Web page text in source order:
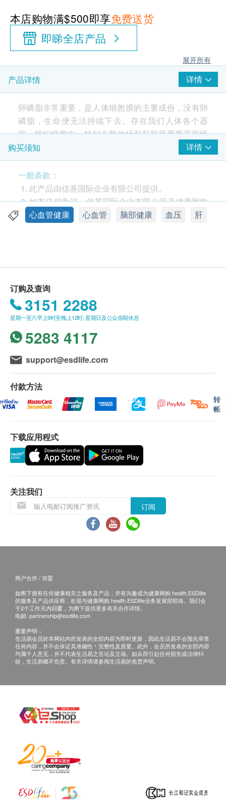
本店购物满$500即享免费送货
即睇全店产品
展开所有
产品详情 详情
卵磷脂非常重要，是人体细胞膜的主要成份，没有卵
磷脂，生命便无法持续下去。存在我们人体各个器
官、组织细胞中，特别在脑神经和肝脏等重要器官组
织中，卵磷脂含量特别多。
血管清道夫
卵磷脂是一种植物性的乳化剂，具化解脂肪的特性，
把身体各器官内的油脂洗净，维持心脏血管健康。卵
磷脂能避免脂肪聚积，保护血管健康，因此有「血管
清道夫」之称号。
增强记忆力及改善学习力有显著的帮助，能活化大脑
细胞，延缓记忆力衰退。
保护细胞膜
卵磷脂是构成人体细胞膜的重要物质，保护细胞免受
氧化作用的伤害，同时也扮演过滤器之角色，使大脑
细胞充满活力，增强免疫力，促进新陈代谢。
保持头发乌黑肌肤光泽
卵磷脂具有亲水性，有效保留体内水分，使皮肤光滑
是健康的美容品。发根微血管也因卵磷脂而获得足够
的血液，供足养份，避免头发变白及脱发，是保持头
发乌黑光亮的妙方。
减少囤积脂肪润滑肠道
卵磷脂可以分解脂肪，避免体内脂肪聚积；它也可以
润肠通便，排走体内废物及毒素，使腹部平坦，纤腰
减腩，成为肥胖者的救星。
细胞的重要物质，所以胎儿在生长期间需要充足的卵
磷脂，才可确保良好的发育。
澳至尊卵磷脂是高效能的单一植物配方，除针对血
管、大脑、头发、皮肤、肠道、细胞的多种益处外，
更能促进脂溶性维他命的消化与吸收，例如维他命A
及D，以维持身体健康。
科研实证
响。
Clinical Study 2010
2) 研究显示，服用卵磷脂对母乳分泌顺畅有帮助。
National Library of Medicine. Lecithin. In: Drugs and Lactation
购买须知 详情
一般条款：
此产品由信基国际企业有限公司提供。
如有任何争议，信基国际企业有限公司及健康网购
Health.ESDlife 保留最终决议权。
我们将于确定订单后1-3个工作天内安排发货。
不排除运送时间会因节日、交通或天气而有所影
响。当八号烈风讯号悬挂或黑色暴雨警告生效时，
送货服务时间将会延迟。
所有订单须视乎相关货品的供应情况再作最后确
认。倘若生活易未能提供任何订单上的货品，生活
易有权拒绝接受该订单，或会于送货前透过电话或
电邮通知顾客再作安排出货事宜。
保用條款：
应最少有6个月或以上。
退换条款：
有损毁情况，一经确认签收，恕不接受退换。
退换产品必须包装完整，如退换之产品有任何残缺
或过期退回，供应商有权不受理。
如有其他损坏或遗漏查询，顾客必须保留有效收据
中文版为准。
电邮:cs@ausupreme.com
心血管健康 心血管 脑部健康 血压 肝
订购及查询
3151 2288
星期一至六早上9时至晚上12时; 星期日及公众假期休息
5283 4117
support@esdlife.com
付款方法
转
帐
下载应用程式
关注我们
订阅
商户合作 / 加盟
如阁下拥有任何健康相关之服务及产品，并有兴趣成为健康网购 health.ESDlife
的服务及产品供应商，欢迎与健康网购 health.ESDlife业务发展部联络。我们会
于2个工作天内回覆，为阁下提供更多有关合作详情。
电邮: partnership@esdlife.com
重要声明：
生活易会员於本网站内所发表的全部内容为即时更新，因此生活易不会预先审查
任何内容，并不会保证其准确性丶完整性及质量。此外，会员所发表的全部内容
均属个人意见，并不代表生活易之言论及立场。如从而引起任何损失或法律纠
纷，生活易概不负责。有关详情请参阅生活易的免责声明。